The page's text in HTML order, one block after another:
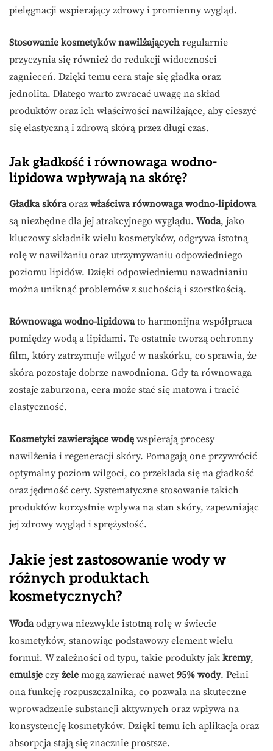
pielęgnacji wspierający zdrowy i promienny wygląd.
Stosowanie kosmetyków nawilżających regularnie
przyczynia się również do redukcji widoczności
zagnieceń. Dzięki temu cera staje się gładka oraz
jednolita. Dlatego warto zwracać uwagę na skład
produktów oraz ich właściwości nawilżające, aby cieszyć
się elastyczną i zdrową skórą przez długi czas.
Jak gładkość i równowaga wodno-
lipidowa wpływają na skórę?
Gładka skóraoraz właściwa równowaga wodno-lipidowa
są niezbędne dla jej atrakcyjnego wyglądu. Woda, jako
kluczowy składnik wielu kosmetyków, odgrywa istotną
rolę w nawilżaniu oraz utrzymywaniu odpowiedniego
poziomu lipidów. Dzięki odpowiedniemu nawadnianiu
można uniknąć problemów z suchością i szorstkością.
Równowaga wodno-lipidowato harmonijna współpraca
pomiędzy wodą a lipidami. Te ostatnie tworzą ochronny
film, który zatrzymuje wilgoć w naskórku, co sprawia, że
skóra pozostaje dobrze nawodniona. Gdy ta równowaga
zostaje zaburzona, cera może stać się matowa i tracić
elastyczność.
Kosmetyki zawierające wodę wspierają procesy
nawilżenia i regeneracji skóry. Pomagają one przywrócić
optymalny poziom wilgoci, co przekłada się na gładkość
oraz jędrność cery. Systematyczne stosowanie takich
produktów korzystnie wpływa na stan skóry, zapewniając
jej zdrowy wygląd i sprężystość.
Jakie jest zastosowanie wody w
różnych produktach
kosmetycznych?
Wodaodgrywa niezwykle istotną rolę w świecie
kosmetyków, stanowiąc podstawowy element wielu
formuł. W zależności od typu, takie produkty jak kremy,
emulsje czy żele mogą zawierać nawet 95% wody. Pełni
ona funkcję rozpuszczalnika, co pozwala na skuteczne
wprowadzenie substancji aktywnych oraz wpływa na
konsystencję kosmetyków. Dzięki temu ich aplikacja oraz
absorpcja stają się znacznie prostsze.